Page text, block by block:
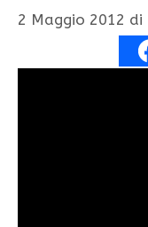
2 Maggio 2012 di